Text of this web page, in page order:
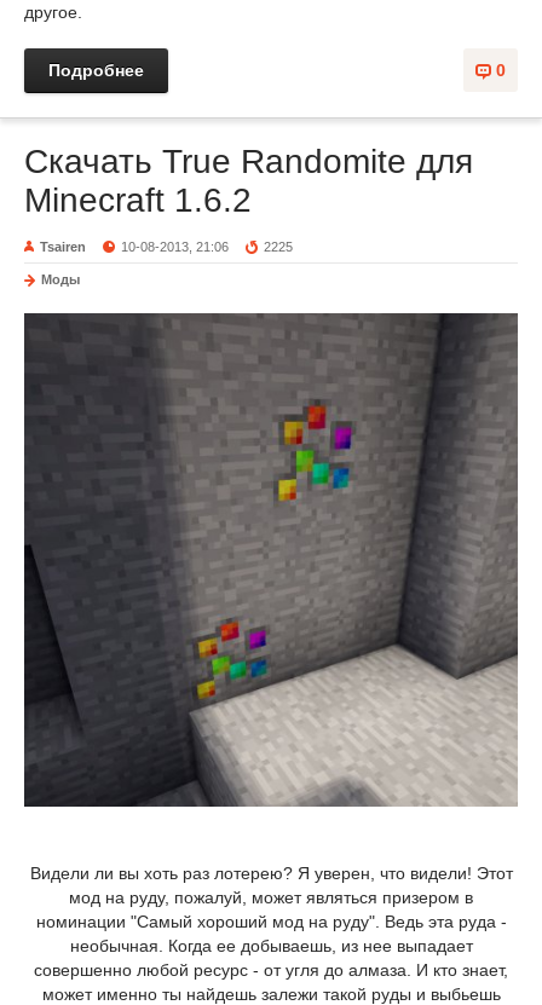
другое.
0
Подробнее
Скачать True Randomite для
Minecraft 1.6.2
Tsairen 10-08-2013, 21:06 2225
Моды
Видели ли вы хоть раз лотерею? Я уверен, что видели! Этот
мод на руду, пожалуй, может являться призером в
номинации "Самый хороший мод на руду". Ведь эта руда -
необычная. Когда ее добываешь, из нее выпадает
совершенно любой ресурс - от угля до алмаза. И кто знает,
может именно ты найдешь залежи такой руды и выбьешь